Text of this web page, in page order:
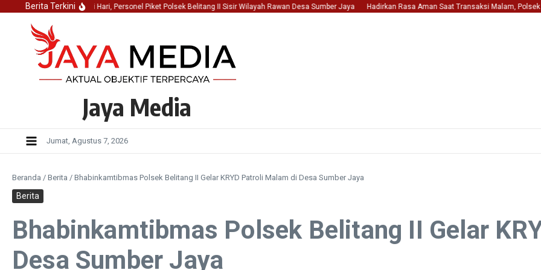
Lewati ke konten
Berita Terkini
Jaga Kondusifitas Dini Hari, Personel Piket Polsek Belitang II Sisir Wilayah Rawan Desa Sumber Jaya Hadirkan Rasa Aman Saat Transaksi Malam, Polsek
Jaya Media
Jumat, Agustus 7, 2026
Beranda / Berita / Bhabinkamtibmas Polsek Belitang II Gelar KRYD Patroli Malam di Desa Sumber Jaya
Berita
Bhabinkamtibmas Polsek Belitang II Gelar
Desa Sumber Jaya